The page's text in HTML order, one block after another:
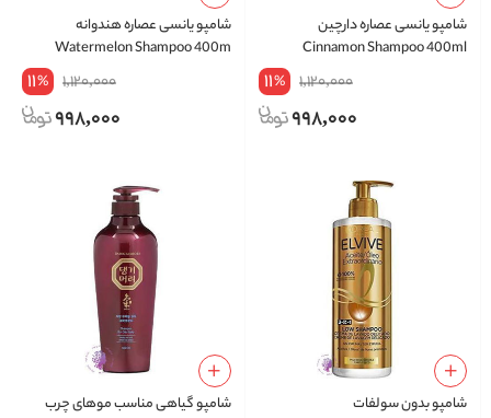
شامپو یانسی عصاره دارچین
Cinnamon Shampoo 400ml
1,120,000
11%
998,000
شامپو یانسی عصاره هندوانه
Watermelon Shampoo 400m
1,120,000
11%
998,000
شامپو بدون سولفات
شامپو گیاهی مناسب موهای چرب